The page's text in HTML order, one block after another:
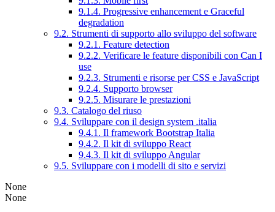
9.1.4. Progressive enhancement e Graceful
degradation
9.2. Strumenti di supporto allo sviluppo del software
9.2.1. Feature detection
9.2.2. Verificare le feature disponibili con Can I
use
9.2.3. Strumenti e risorse per CSS e JavaScript
9.2.4. Supporto browser
9.2.5. Misurare le prestazioni
9.3. Catalogo del riuso
9.4. Sviluppare con il design system .italia
9.4.1. Il framework Bootstrap Italia
9.4.2. Il kit di sviluppo React
9.4.3. Il kit di sviluppo Angular
9.5. Sviluppare con i modelli di sito e servizi
None
None